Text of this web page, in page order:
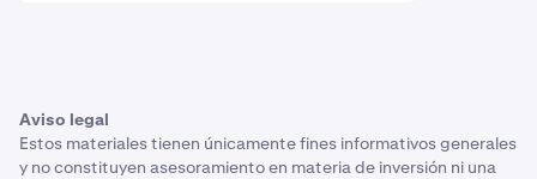
Aviso legal
Estos materiales tienen únicamente fines informativos generales
y no constituyen asesoramiento en materia de inversión ni una